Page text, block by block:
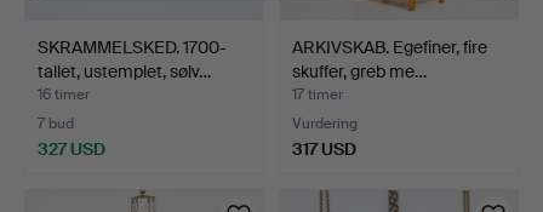
SKRAMMELSKED. 1700-
tallet, ustemplet, sølv…
16 timer
7 bud
327 USD
ARKIVSKAB. Egefiner, fire
skuffer, greb me…
17 timer
Vurdering
317 USD